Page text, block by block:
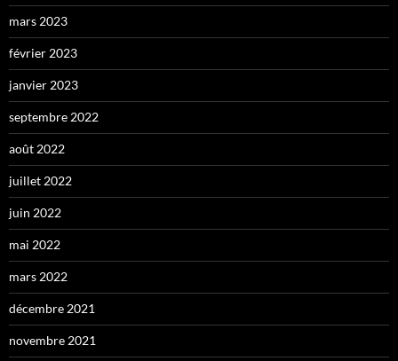
mars 2023
février 2023
janvier 2023
septembre 2022
août 2022
juillet 2022
juin 2022
mai 2022
mars 2022
décembre 2021
novembre 2021